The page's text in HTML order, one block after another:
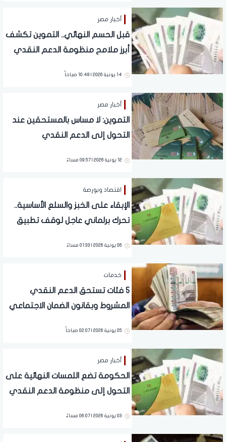
أخبار مصر
قبل الحسم النهائي.. التموين تكشف
أبرز ملامح منظومة الدعم النقدي
14 يونية 2026 | 10:48 صباحاً
أخبار مصر
التموين: لا مساس بالمستحقين عند
التحول إلى الدعم النقدي
12 يونية 2026 | 09:57 مساءً
اقتصاد وبورصة
الإبقاء على الخبز والسلع الأساسية..
تحرك برلماني عاجل لوقف تطبيق
06 يونية 2026 | 01:33 مساءً
خدمات
5 فئات تستحق الدعم النقدي
المشروط وبقانون الضمان الاجتماعي
05 يونية 2026 | 02:07 صباحاً
أخبار مصر
الحكومة تضع اللمسات النهائية على
التحول إلى منظومة الدعم النقدي
03 يونية 2026 | 06:07 مساءً